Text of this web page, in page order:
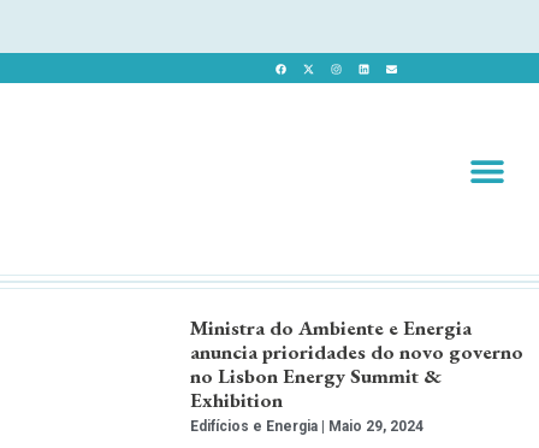
Ministra do Ambiente e Energia
anuncia prioridades do novo governo
no Lisbon Energy Summit &
Exhibition
Edifícios e Energia Maio 29, 2024